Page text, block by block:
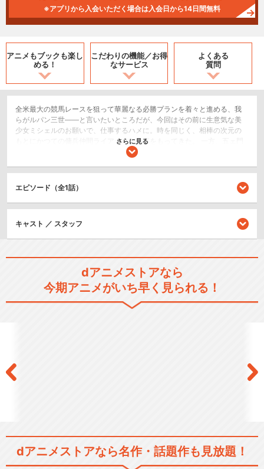
※アプリから入会いただく場合は入会日から14日間無料
アニメもブックも楽し
める！
こだわりの機能／お得
なサービス
よくある
質問
全米最大の競馬レースを狙って華麗なる必勝プランを着々と進める、我
らがルパン三世――と言いたいところだが、今回はその前に生意気な美
少女ミシェルのお願いで、仕事するハメに。時を同じく、相棒の次元の
もとにかつての傭兵仲間ライアットが仕事をもってきた。 一方、五ェ門
はなぜか不二子と組んで宝飾フェアのダイヤを頂戴する計画を立ててい
ち。その背後では国際総合警備会社という表の顔をもったＭＩＸ社によ
るダイヤモンド“女神の涙”を巡る陰謀が…敵か味方か、それとも敵か。 地
球を半周する７日間のスリリングなラプソディ、ルパン三世とその一味
の流儀をお見せしましょう。
アクション/バトル
ドラマ/青春
シリーズ／関連のアニメ作品
ルパン三世 PART1
ルパン三世 PARTⅢ
さらに見る
エピソード（全1話）
キャスト ／ スタッフ
dアニメストアなら
今期アニメがいち早く見られる！
dアニメストアなら名作・話題作も見放題！